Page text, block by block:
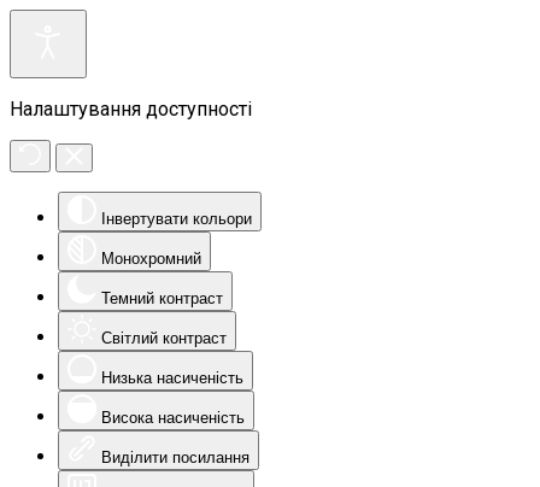
Налаштування доступності
Інвертувати кольори
Монохромний
Темний контраст
Світлий контраст
Низька насиченість
Висока насиченість
Виділити посилання